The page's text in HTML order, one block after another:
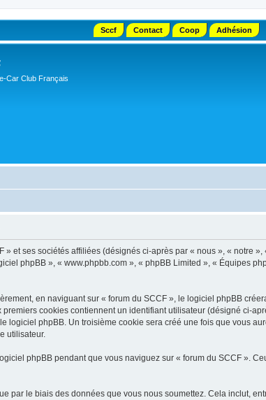
Sccf Contact Coop Adhésion
Car Club Français
et ses sociétés affiliées (désignés ci-après par « nous », « notre
phpBB », « www.phpbb.com », « phpBB Limited », « Équipes
en naviguant sur « forum du SCCF », le logiciel phpBB
cookies contiennent un identifiant utilisateur (désigné ci-
logiciel phpBB. Un troisième cookie sera créé une fois que vous
utilisateur.
phpBB pendant que vous naviguez sur « forum du SCCF ».
par le biais des données que vous nous soumettez. Cela inclut,